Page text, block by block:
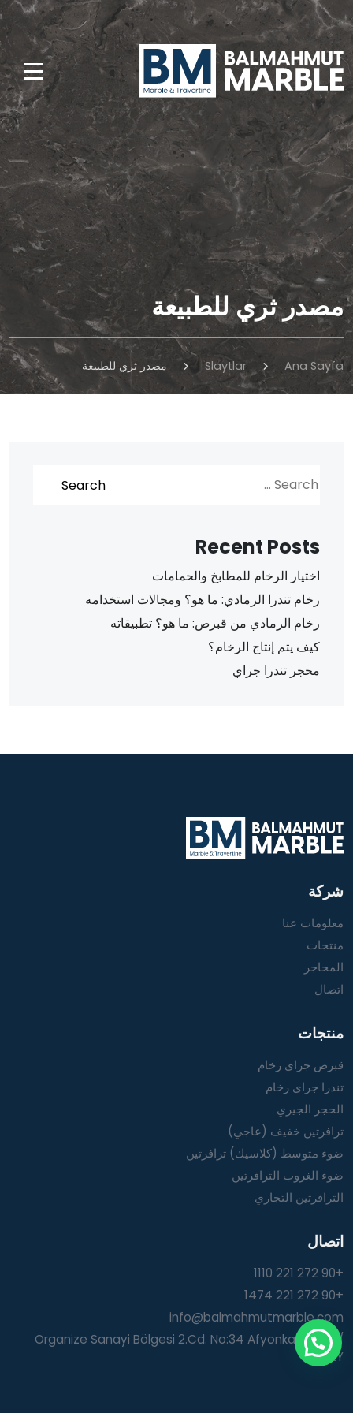
مصدر ثري للطبيعة
Ana Sayfa
Slaytlar مصدر ثري للطبيعة
Recent Posts
اختيار الرخام للمطابخ والحمامات
رخام تندرا الرمادي: ما هو؟ ومجالات استخدامه
رخام الرمادي من قبرص: ما هو؟ تطبيقاته
كيف يتم إنتاج الرخام؟
محجر تندرا جراي
شركة
معلومات عنا
منتجات
المحاجر
اتصال
منتجات
قبرص جراي رخام
تندرا جراي رخام
الحجر الجيري
ترافرتين خفيف (عاجي)
ضوء متوسط (كلاسيك) ترافرتين
ضوء الغروب الترافرتين
الترافرتين التجاري
اتصال
+90 272 221 1110
+90 272 221 1474
info@balmahmutmarble.com
Organize Sanayi Bölgesi 2.Cd. No:34 Afyonkarahisar /
TURKEY